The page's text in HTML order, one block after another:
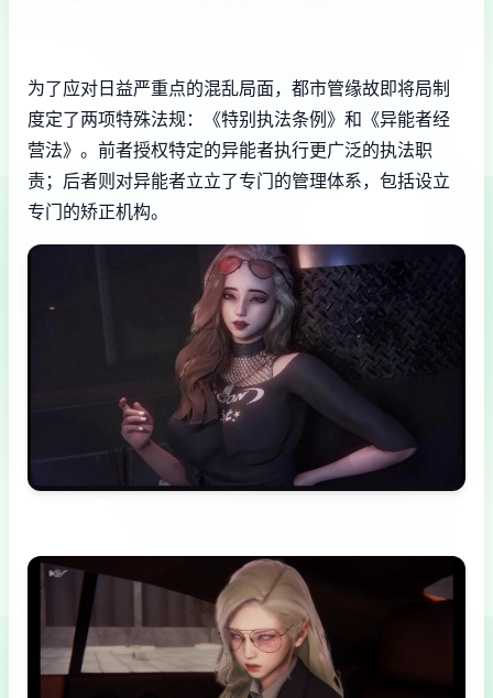
为了应对日益严重点的混乱局面，都市管缘故即将局制
度定了两项特殊法规：《特别执法条例》和《异能者经
营法》。前者授权特定的异能者执行更广泛的执法职
责；后者则对异能者立立了专门的管理体系，包括设立
专门的矫正机构。